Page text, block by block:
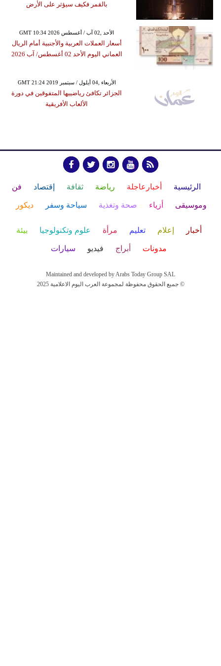
بالقمر فكيف سيؤثر على الأرض
GMT 10:34 2026 الأحد ,02 آب / أغسطس
أسعار العملات العربية والأجنبية أمام الريال
العماني اليوم الأحد 02 أغسطس/ آب 2026
GMT 21:24 2019 الأربعاء ,04 أيلول / سبتمبر
الجزائر تكافئ رياضييها المتفوقين في دورة
الألعاب الأفريقية
الرئيسية أخبارعاجلة رياضة ثقافة إقتصاد فن
وموسيقى أزياء صحة وتغذية سياحة وسفر ديكور
أخبار إعلام تعليم مرأة علوم وتكنولوجيا بيئة
مدونات أبراج فيديو سيارات
Maintained and developed by Arabs Today Group SAL
جميع الحقوق محفوظة لمجموعة العرب اليوم الاعلامية 2025 ©